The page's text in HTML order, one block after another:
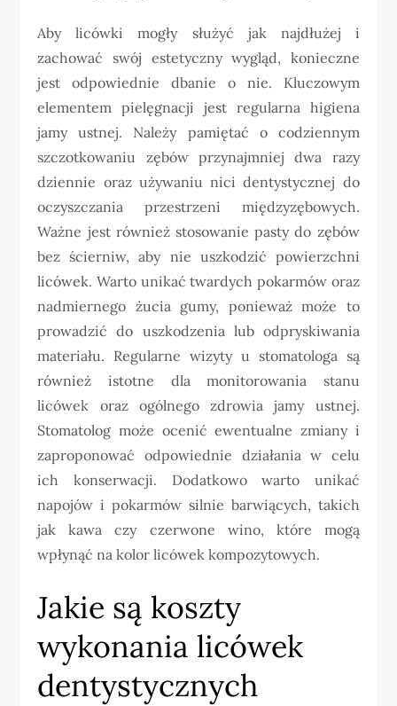
Aby licówki mogły służyć jak najdłużej i
zachować swój estetyczny wygląd, konieczne
jest odpowiednie dbanie o nie. Kluczowym
elementem pielęgnacji jest regularna higiena
jamy ustnej. Należy pamiętać o codziennym
szczotkowaniu zębów przynajmniej dwa razy
dziennie oraz używaniu nici dentystycznej do
oczyszczania przestrzeni międzyzębowych.
Ważne jest również stosowanie pasty do zębów
bez ścierniw, aby nie uszkodzić powierzchni
licówek. Warto unikać twardych pokarmów oraz
nadmiernego żucia gumy, ponieważ może to
prowadzić do uszkodzenia lub odpryskiwania
materiału. Regularne wizyty u stomatologa są
również istotne dla monitorowania stanu
licówek oraz ogólnego zdrowia jamy ustnej.
Stomatolog może ocenić ewentualne zmiany i
zaproponować odpowiednie działania w celu
ich konserwacji. Dodatkowo warto unikać
napojów i pokarmów silnie barwiących, takich
jak kawa czy czerwone wino, które mogą
wpłynąć na kolor licówek kompozytowych.
Jakie są koszty
wykonania licówek
dentystycznych